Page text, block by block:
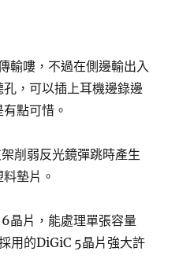
輸嘍，不過在側邊輸出入
，可以插上耳機邊錄邊
點可惜。
削弱反光鏡彈跳時產生
墊片。
晶片，能處理單張容量
用的DiGiC 5晶片強大許